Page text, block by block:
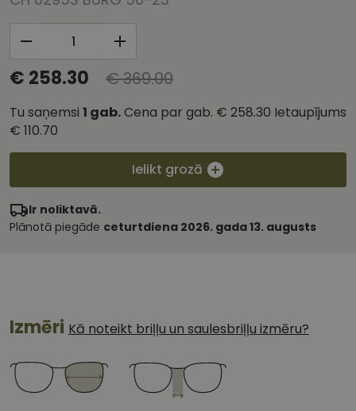
€ 258.30 € 369.00
Tu saņemsi 1 gab.Cena par gab. € 258.30 Ietaupījums
€ 110.70
Ielikt grozā
Ir noliktavā.
Plānotā piegāde ceturtdiena 2026. gada 13. augusts
Izmēri Kā noteikt briļļu un saulesbriļļu izmēru?